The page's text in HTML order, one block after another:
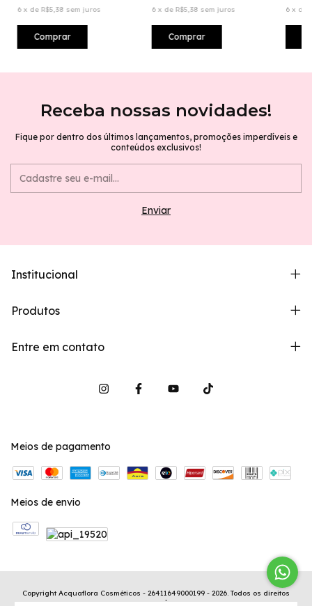
6 x de R$5,38 sem juros 6 x de R$5,38 sem juros 6 x de
Receba nossas novidades!
Fique por dentro dos últimos lançamentos, promoções imperdíveis e
conteúdos exclusivos!
Institucional
Produtos
Entre em contato
Meios de pagamento
Meios de envio
Copyright Acquaflora Cosméticos - 26411649000199 - 2026. Todos os direitos
reservados.